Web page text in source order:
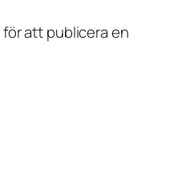
för att publicera en